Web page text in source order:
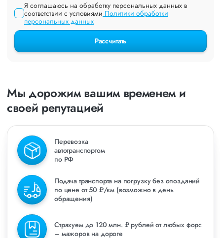
Я соглашаюсь на обработку персональных данных в
соответствии с условиями Политики обработки
персональных данных
Рассчитать
Мы дорожим вашим временем и
своей репутацией
Перевозка
автотранспортом
по РФ
Подача транспорта на погрузку без опозданий
по цене от 50 ₽/км (возможно в день
обращения)
Страхуем до 120 млн. ₽ рублей от любых форс
– мажоров на дороге